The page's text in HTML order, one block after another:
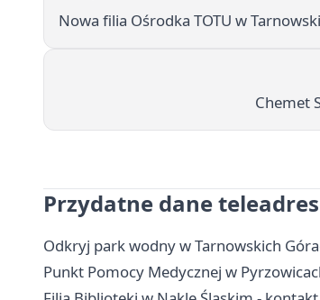
Nowa filia Ośrodka TOTU w
Chemet
Przydatne dane
Odkryj park wodny w Tarnowskich
Punkt Pomocy Medycznej w